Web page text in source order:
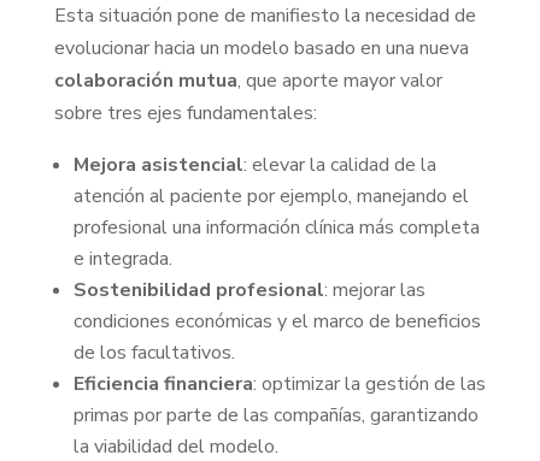
Esta situación pone de manifiesto la necesidad de
evolucionar hacia un modelo basado en una nueva
colaboración mutua, que aporte mayor valor
sobre tres ejes fundamentales:
Mejora asistencial: elevar la calidad de la
atención al paciente por ejemplo, manejando el
profesional una información clínica más completa
e integrada.
Sostenibilidad profesional: mejorar las
condiciones económicas y el marco de beneficios
de los facultativos.
Eficiencia financiera: optimizar la gestión de las
primas por parte de las compañías, garantizando
la viabilidad del modelo.